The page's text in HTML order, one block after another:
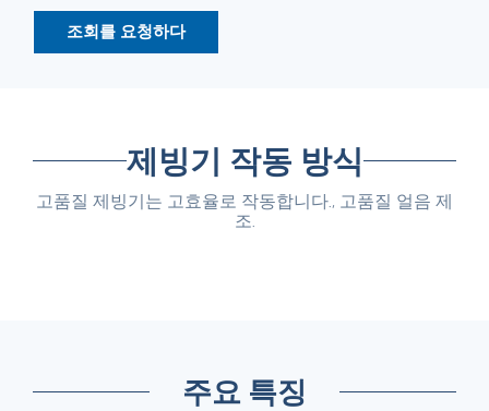
조회를 요청하다
제빙기 작동 방식
고품질 제빙기는 고효율로 작동합니다., 고품질 얼음 제
조.
주요 특징